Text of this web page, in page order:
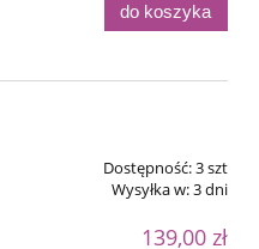
do koszyka
Dostępność:3 szt
Wysyłka w:3 dni
139,00 zł